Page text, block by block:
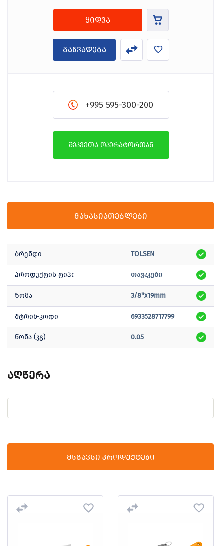
ყიდვა
განვადება
+995 595-300-200
შეკვეთა ოპერატორთან
მახასიათებლები
ბრენდი TOLSEN
პროდუქტის ტიპი თავაკები
ზომა 3/8''x19mm
შტრიხ-კოდი 6933528717799
წონა (კგ) 0.05
აღწერა
მსგავსი პროდუქტები